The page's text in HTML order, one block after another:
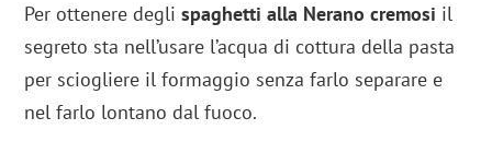
Per ottenere deglispaghetti alla Nerano cremosi il
segreto sta nell’usare l’acqua di cottura della pasta
per sciogliere il formaggio senza farlo separare e
nel farlo lontano dal fuoco.